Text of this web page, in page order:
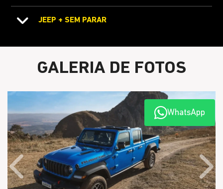
JEEP + SEM PARAR
GALERIA DE FOTOS
Anterior
WhatsApp